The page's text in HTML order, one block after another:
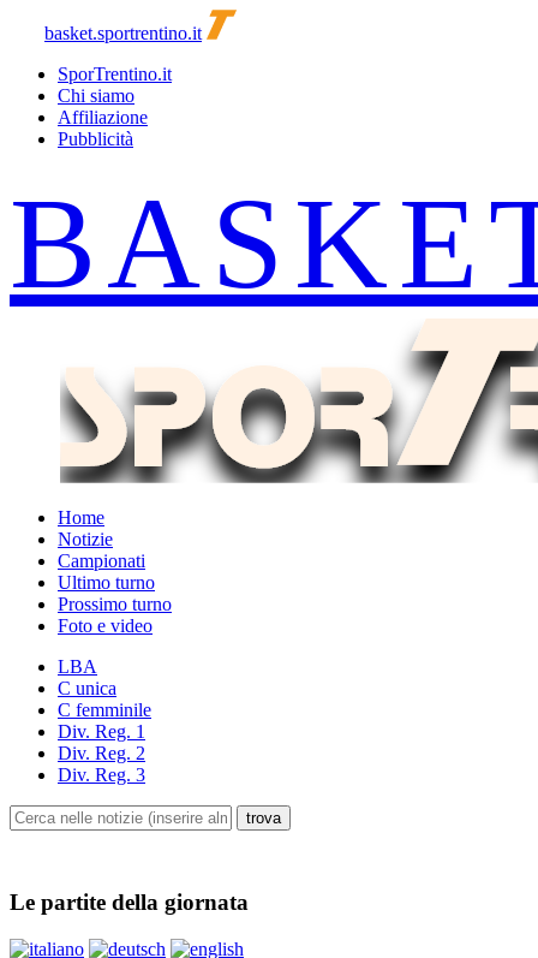
basket.sportrentino.it
SporTrentino.it
Chi siamo
Affiliazione
Pubblicità
Home
Notizie
Campionati
Ultimo turno
Prossimo turno
Foto e video
LBA
C unica
C femminile
Div. Reg. 1
Div. Reg. 2
Div. Reg. 3
Le partite della giornata